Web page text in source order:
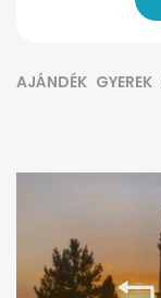
AJÁNDÉK GYEREK